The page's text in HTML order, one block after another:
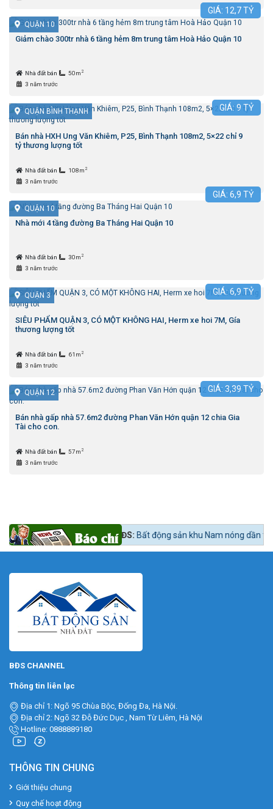
QUẬN 10
GIÁ: 12,7TỶ
Giảm chào 300tr nhà 6 tầng hẻm 8m trung tâm Hoà Hảo Quận 10
Nhà đất bán 50m 2
3 năm trước
QUẬN BÌNH THẠNH GIÁ:9 TỶ
Bán nhà HXH Ung Văn Khiêm, P25, Bình Thạnh 108m2, 5×22 chỉ 9
tỷ thương lượng tốt
Nhà đất bán 108m 2
3 năm trước
QUẬN 10
GIÁ: 6,9 TỶ
Nhà mới 4 tầng đường Ba Tháng Hai Quận 10
Nhà đất bán 30m 2
3 năm trước
QUẬN 3 GIÁ: 6,9 TỶ
SIÊU PHẨM QUẬN 3, CÓ MỘT KHÔNG HAI, Herm xe hoi 7M, Gía
thương lượng tốt
Nhà đất bán 61m 2
3 năm trước
QUẬN 12 GIÁ: 3,39TỶ
Bán nhà gấp nhà 57.6m2 đường Phan Văn Hớn quận 12 chia Gia
Tài cho con.
Nhà đất bán 57m 2
3 năm trước
lúc mua? Tin tức 24h BĐS:Bất động sản khu Nam nóng dần theo lộ
BĐS CHANNEL
Thông tin liên lạc
Địa chỉ 1: Ngõ 95 Chùa Bộc, Đống Đa, Hà Nội.
Địa chỉ 2: Ngõ 32 Đỗ Đức Dục , Nam Từ Liêm, Hà Nội
Hotline: 0888889180
THÔNG TIN CHUNG
Giới thiệu chung
Quy chế hoạt động